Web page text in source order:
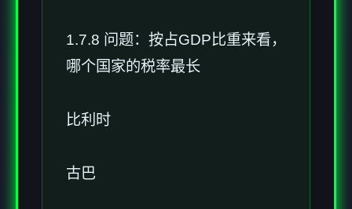
1.7.8 问题：按占GDP比重来看，
哪个国家的税率最长
比利时
古巴